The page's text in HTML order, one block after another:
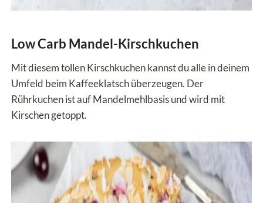
Low Carb Mandel-Kirschkuchen
Mit diesem tollen Kirschkuchen kannst du alle in deinem
Umfeld beim Kaffeeklatsch überzeugen. Der
Rührkuchen ist auf Mandelmehlbasis und wird mit
Kirschen getoppt.